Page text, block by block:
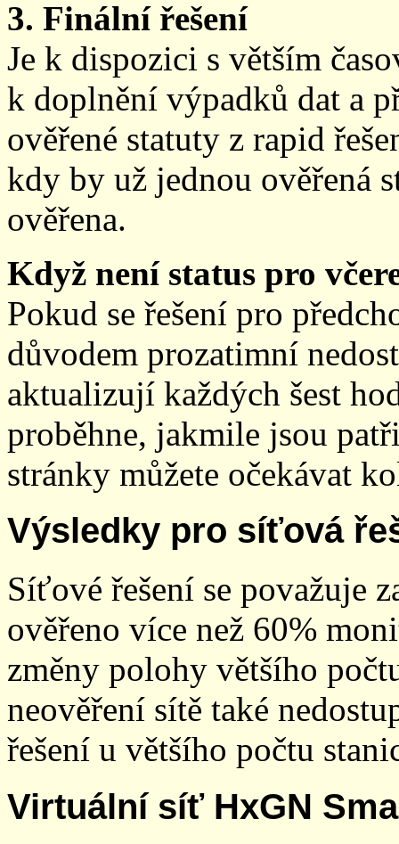
3. Finální řešení
Je k dispozici s větším
k doplnění výpadků dat a
ověřené statuty z rapid
kdy by už jednou ověřená
ověřena.
Když není status pro
Pokud se řešení pro
důvodem prozatimní
aktualizují každých šest
proběhne, jakmile jsou
stránky můžete očekávat
Výsledky pro síťová
Síťové řešení se považuje
ověřeno více než 60%
změny polohy většího
neověření sítě také
řešení u většího počtu
Virtuální síť HxGN